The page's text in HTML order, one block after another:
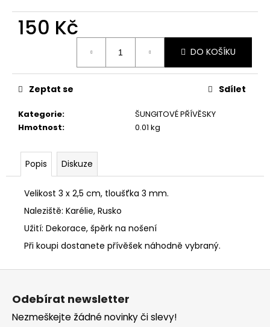
150 Kč
DO KOŠÍKU
Kategorie:
ŠUNGITOVÉ PŘÍVĚSKY
Hmotnost: 0.01 kg
Zeptat se Sdílet
Popis Diskuze
Velikost 3 x 2,5 cm, tloušťka 3 mm.
Naleziště: Karélie, Rusko
Užití: Dekorace, špěrk na nošení
Při koupi dostanete přívěšek náhodně vybraný.
D
r
u
u
e
ACHÁTOVÁ
PYRAMIDA
360
Kč
Z
Odebírat newsletter
Nezmeškejte žádné novinky či slevy!